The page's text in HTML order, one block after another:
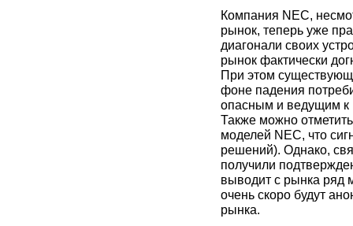
Компания NEC,
рынок, теперь уже
диагонали своих
рынок фактически
При этом
фоне падения
опасным и ведущим к
Также можно
моделей NEC, что
решений). Однако,
получили
выводит с рынка ряд
очень скоро будут
рынка.